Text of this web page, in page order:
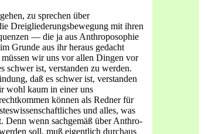
zu sprechen über
Dreigliederungsbewegung mit ihren
— die ja aus Anthroposophie
Grunde aus ihr her­aus gedacht
wir uns vor allen Dingen vor
schwer ist, verstanden zu werden.
daß es schwer ist, verstanden
wohl kaum in einer uns
kön­nen als Redner für
und alles, was
Denn wenn sachgemäß über Anthro­
soll, muß eigentlich durchaus